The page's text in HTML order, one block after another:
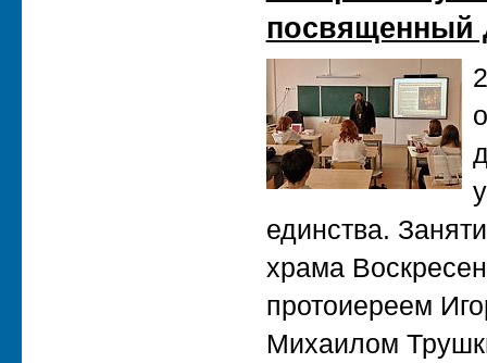
посвященный
единства.
храма
протоиереем
Михаилом